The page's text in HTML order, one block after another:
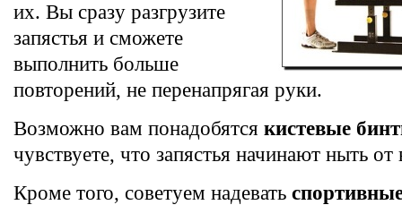
их. Вы сразу разгрузите
запястья и сможете
выполнить больше
повторений, не перенапрягая руки.
Возможно вам понадобятся кистевые
чувствуете, что запястья начинают ныть от
Кроме того, советуем надевать